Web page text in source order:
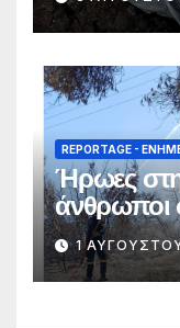
REPORTAGE -
Ήρωες στη
άνθρωποι
1